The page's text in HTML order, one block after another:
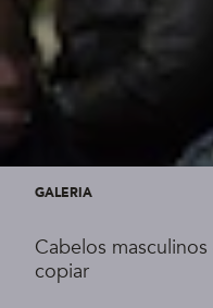
GALERIA
Cabelos
copiar